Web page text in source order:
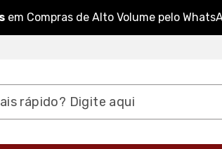
em Compras de Alto Volume pelo